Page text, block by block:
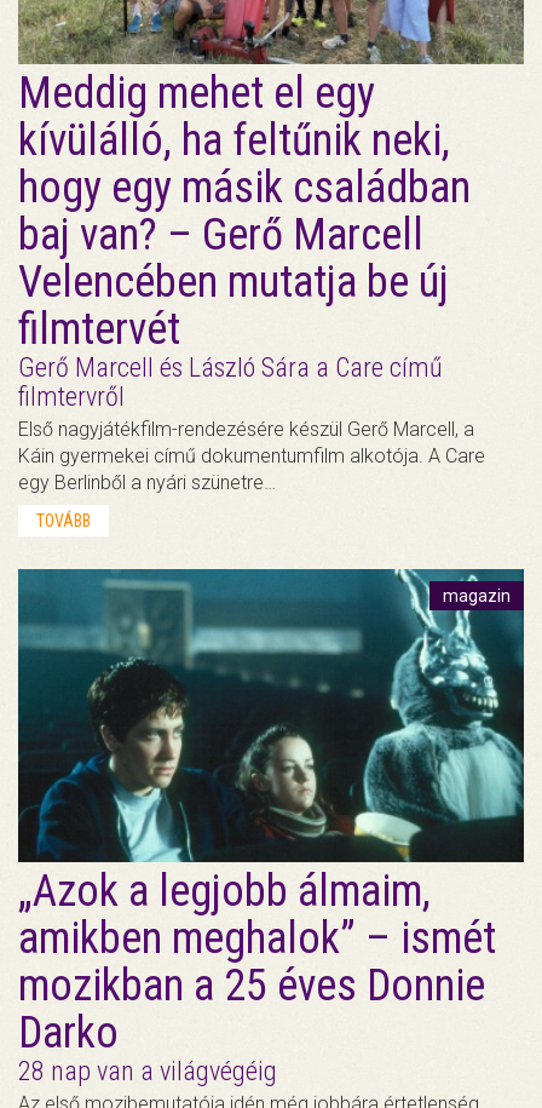
Meddig mehet el egy
kívülálló, ha feltűnik neki,
hogy egy másik családban
baj van? – Gerő Marcell
Velencében mutatja be új
filmtervét
Gerő Marcell és László Sára a Care című
filmtervről
Első nagyjátékfilm-rendezésére készül Gerő Marcell, a
Káin gyermekei című dokumentumfilm alkotója. A Care
egy Berlinből a nyári szünetre…
TOVÁBB
magazin
„Azok a legjobb álmaim,
amikben meghalok” – ismét
mozikban a 25 éves Donnie
Darko
28 nap van a világvégéig